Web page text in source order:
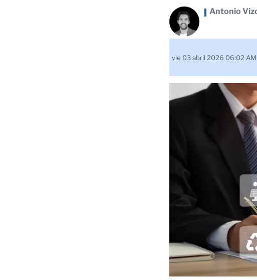
Antonio
vie 03 abril 2026 06:02 AM